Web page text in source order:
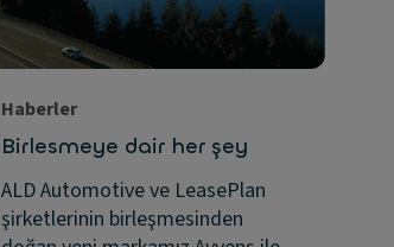
Haberler
Birlesmeye dair her şey
ALD Automotive ve LeasePlan
şirketlerinin birleşmesinden